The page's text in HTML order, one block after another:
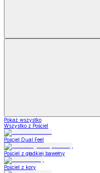
Pokaż wszystko
Wszystko z Pościel
Pościel Dual Feel
Pościel z gładkiej bawełny
Pościel z kory